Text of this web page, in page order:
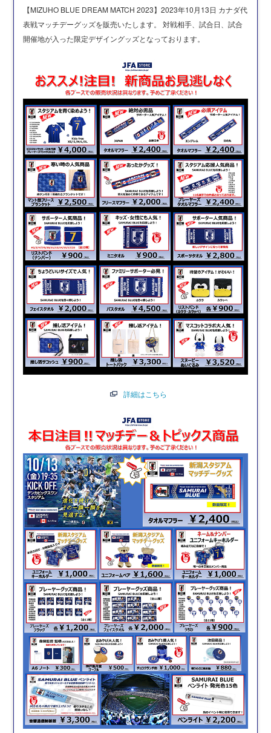
【MIZUHO BLUE DREAM MATCH 2023】2023年10月13日 カナダ代
表戦マッチデーグッズを販売いたします。 対戦相手、試合日、試合
開催地が入った限定デザイングッズとなっております。
詳細はこちら